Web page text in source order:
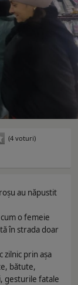
(4 voturi)
au năpustit
o femeie
în strada doar
zilnic prin așa
bătute,
gesturile fatale